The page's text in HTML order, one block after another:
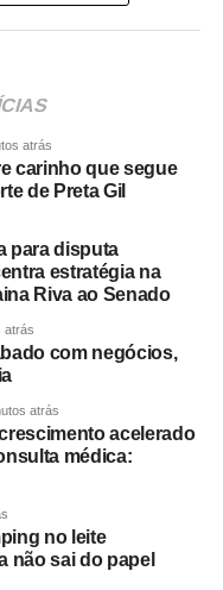
o Orçamento do
recursos públicos
(PSOL-SP), que
qualidade da
de vários temas,
público,
de escolas e
a transferência de
sociais, o que
Segundo o
ser investido pelos
nas creches e
gratuita e de
atrás
carinho que segue
de Preta Gil
para disputa
estratégia na
Riva ao Senado
atrás
com negócios,
atrás
acelerado
médica:
no leite
não sai do papel